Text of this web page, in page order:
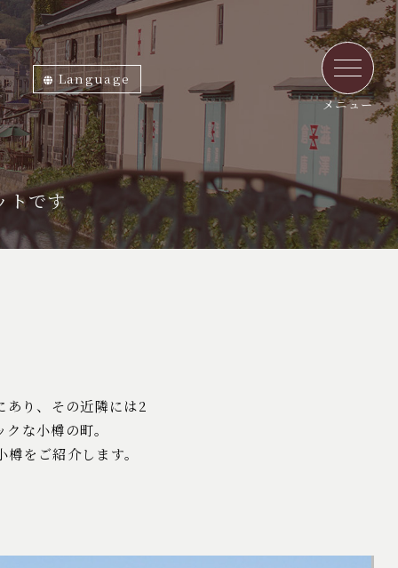
Language
English
한국어
中文繁体
中文簡体
ภาษาไทย
日本語 メニュー
トです
あり、その近隣には2
な小樽の町。
をご紹介します。